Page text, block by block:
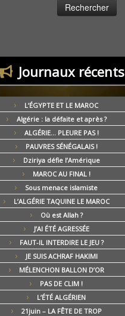
Journaux récents
L’ÉGYPTE ET LE MAROC
Algérie : la défaite et après ?
ALGÉRIE… PLEURE PAS !
PAUVRES SÉNÉGALAIS !
Dziriya défie l’Amérique
MAROC AU FINAL !
Sous menace islamiste
L’ALGÉRIE TAQUINE LE MAROC
Où est Allah ?
J’AI ÉTÉ AGRESSÉE
FAUT-IL INTERDIRE LE JEU ?
JE SUIS ACHRAF HAKIMI
MÉLENCHON BALLON D’OR
PAS DE CLIM !
L’ÉTÉ ALGÉRIEN
21juin – LA FÊTE DE TROP